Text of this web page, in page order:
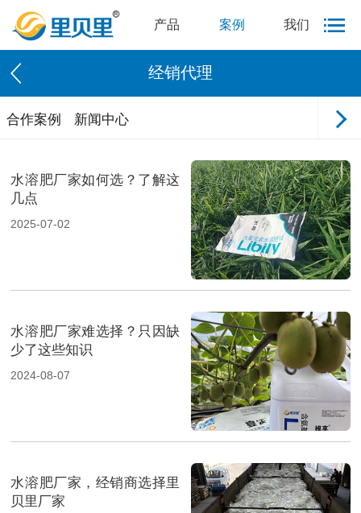
产品 案例 我们
经销代理
合作案例 新闻中心
水溶肥厂家如何选？了解这
几点
2025-07-02
水溶肥厂家难选择？只因缺
少了这些知识
2024-08-07
水溶肥厂家，经销商选择里
贝里厂家